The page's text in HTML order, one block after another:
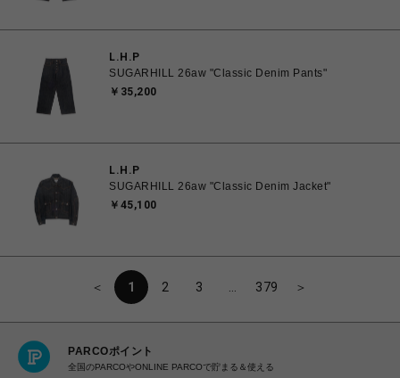
L.H.P
SUGARHILL 26aw "Classic Denim Pants"
￥35,200
L.H.P
SUGARHILL 26aw "Classic Denim Jacket"
￥45,100
＜ 1 2 3 379 ＞
PARCOポイント
全国のPARCOやONLINE PARCOで貯まる＆使える